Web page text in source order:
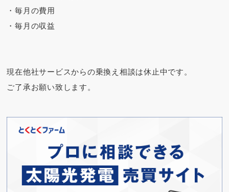
・毎月の費用
・毎月の収益
現在他社サービスからの乗換え相談は休止中です。
ご了承お願い致します。